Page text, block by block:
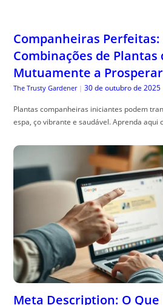
Companheiras Perfeitas:
Combinações de Plantas
Mutuamente a Prosperar
The Trusty Gardener | 30 de outubro de 2025
Plantas companheiras iniciantes podem
espa, ço vibrante e saudável. Aprenda aqui
Meta Description: O Que